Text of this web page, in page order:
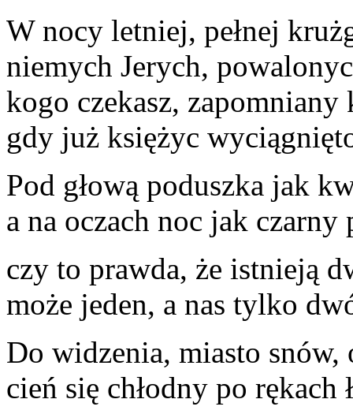
W nocy letniej, pełnej
niemych Jerych,
kogo czekasz, zapomniany
gdy już księżyc
Pod głową poduszka jak
a na oczach noc jak czarny
czy to prawda, że istnieją
może jeden, a nas tylko
Do widzenia, miasto snów,
cień się chłodny po rękach